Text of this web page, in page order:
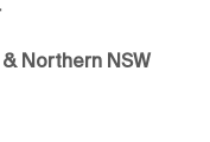
Northern NSW